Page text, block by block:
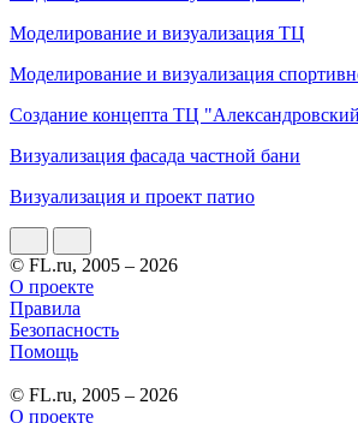
Моделирование и визуализация ТЦ
Моделирование и визуализация
Создание концепта ТЦ
Визуализация фасада частной бани
Визуализация и проект патио
© FL.ru, 2005 – 2026
О проекте
Правила
Безопасность
Помощь
© FL.ru, 2005 – 2026
О проекте